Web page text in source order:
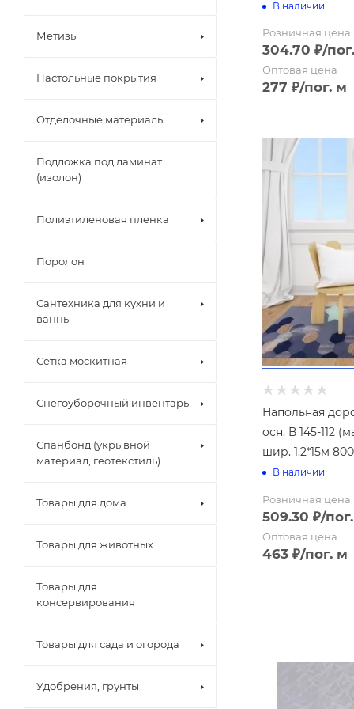
В наличии
Розничная цена
304.70 ₽/
Оптовая цена
277 ₽/пог. м
Напольная
осн. В 145-112
шир. 1,2*15м
В наличии
Розничная цена
509.30 ₽/
Оптовая цена
463 ₽/пог. м
Метизы
Строительные
Настольные покрытия
Клеенка "
Клеенка "
Клеенка "
Клеенка "
Клеенка
Клеенка
Клеенка
Клеенка
Клеенка
Клеенка
Клеенка
Клеенка
Клеенка
Клеенка
Отделочные материалы
Жидкие
Обои
Панели
Подложка под ламинат
(изолон)
Полиэтиленовая пленка
Поролон
Сантехника для кухни и
ванны
Сетка москитная
Набор сетки
Набор
Набор
Снегоуборочный инвентарь
Спанбонд (укрывной
материал, геотекстиль)
Рулон
Упаковка
Чехол
Товары для дома
Дозаторы
Полки для
Товары для животных
Товары для
консервирования
Товары для сада и огорода
Удобрения, грунты